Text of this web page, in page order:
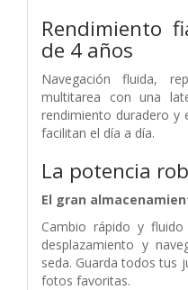
Rendimiento
de 4 años
Navegación fluida,
multitarea con una
rendimiento duraderoy
facilitan el día a día.
La potencia
El gran
Cambio rápido y
desplazamiento y
seda. Guarda todos tus
fotos favoritas.